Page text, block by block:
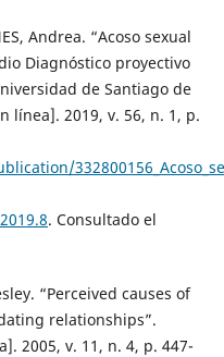
Andrea. “Acoso sexual
Diagnóstico proyectivo
de Santiago de
línea]. 2019, v. 56, n. 1, p.
. Consultado el
“Perceived causes of
relationships”.
2005, v. 11, n. 4, p. 447-